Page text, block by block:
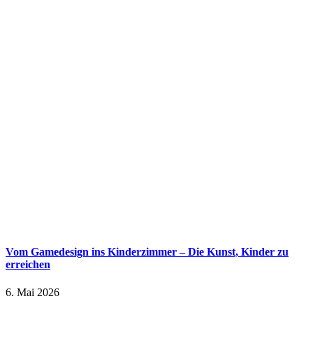
Vom Gamedesign ins Kinderzimmer – Die Kunst, Kinder zu
erreichen
6. Mai 2026